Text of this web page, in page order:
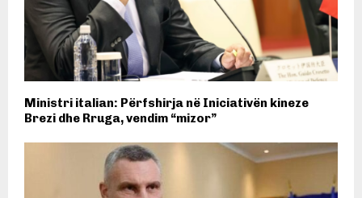
Ministri italian: Përfshirja në Iniciativën kineze
Brezi dhe Rruga, vendim “mizor”